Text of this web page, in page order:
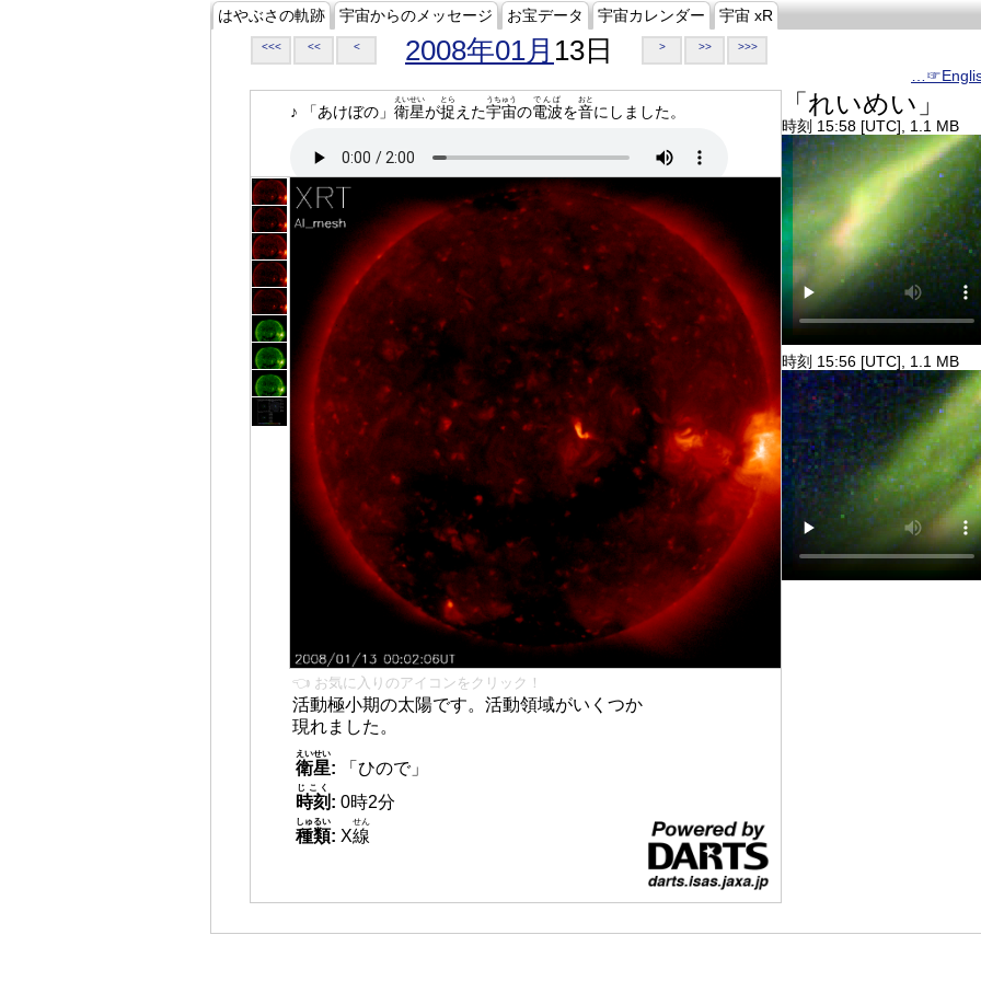
はやぶさの軌跡 宇宙からのメッセージ お宝データ 宇宙カレンダー 宇宙 xR
<<< << < 2008年01月 13日 > >> >>>
♪ 「あけぼの」 衛星
えいせい
が捉
とら
えた宇宙
うちゅう
の電波
でんぱ
を音
おと
にしました。
👈 お気に入りのアイコンをクリック！
活動極小期の太陽です。活動領域がいくつか
現れました。
衛星
えいせい
:
「ひので」
時刻
じこく
: 0時2分
種類
しゅるい
: X線
せん
「れいめい」
時刻 15:58 [UTC], 1.1 MB
時刻 15:56 [UTC], 1.1 MB